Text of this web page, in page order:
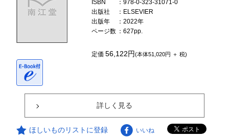
ISBN
：978-0-323-31071-0
出版社
：ELSEVIER
出版年
：2022年
ページ数 ：627pp.
定価56,122円(本体51,020円 ＋ 税)
詳しく見る
ほしいものリストに登録 いいね